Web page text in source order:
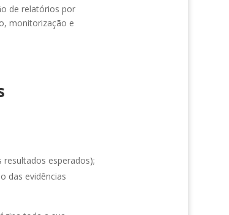
de relatórios por
monitorização e
esperados);
das evidências